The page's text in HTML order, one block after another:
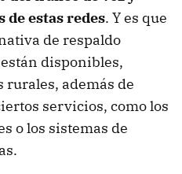
de estas redes. Y es que
de respaldo
disponibles,
rurales, además de
servicios, como los
o los sistemas de